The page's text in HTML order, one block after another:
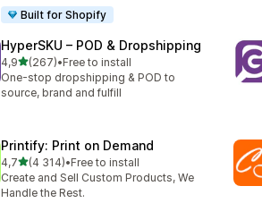
Built for Shopify
HyperSKU – POD & Dropshipping
4,9z 5 hvězd
(267)
Celkový počet recenzí: 267
•Free to install
One-stop dropshipping & POD to
source, brand and fulfill
Printify: Print on Demand
4,7z 5 hvězd
(4 314)
Celkový počet recenzí: 4314
•Free to install
Create and Sell Custom Products, We
Handle the Rest.